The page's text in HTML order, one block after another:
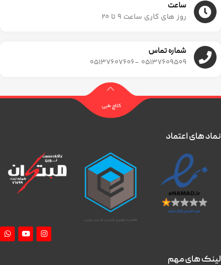
ساعت
روز های کاری ساعت ۹ تا ۲۰
شماره تماس
05137609509 -05137607606
لینک های مهم
نماد های اعتماد